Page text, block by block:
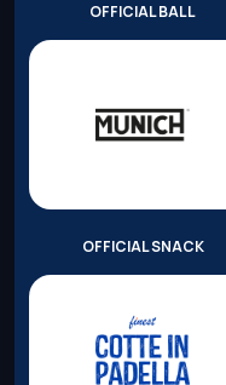
OFFICIAL BALL
OFFICIAL SNACK